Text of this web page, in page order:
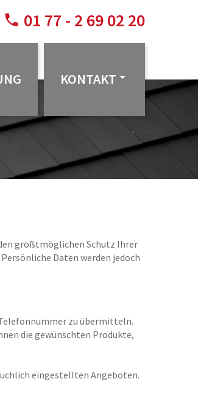
01 77 - 2 69 02 20
KONTAKT
größtmöglichen Schutz Ihrer
Daten werden jedoch
zu übermitteln.
die gewünschten Produkte,
eingestellten Angeboten.